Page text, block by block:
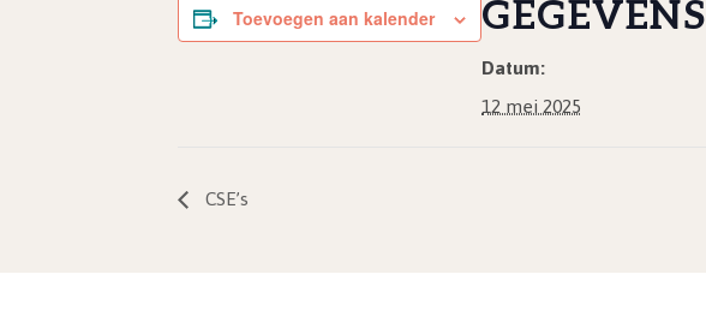
Toevoegen aan kalender GEGEVENS
Datum:
12 mei 2025
CSE’s